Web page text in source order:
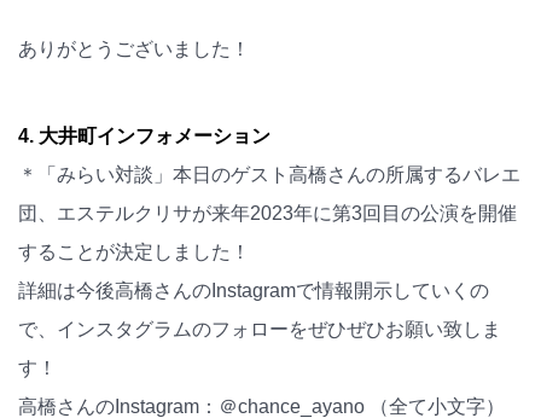
ありがとうございました！
4. 大井町インフォメーション
＊「みらい対談」本日のゲスト高橋さんの所属するバレエ
団、エステルクリサが来年2023年に第3回目の公演を開催
することが決定しました！
詳細は今後高橋さんのInstagramで情報開示していくの
で、インスタグラムのフォローをぜひぜひお願い致しま
す！
高橋さんのInstagram：＠chance_ayano （全て小文字）